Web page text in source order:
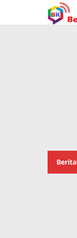
konten
Berita